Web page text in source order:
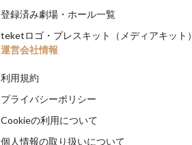
登録済み劇場・ホール一覧
teketロゴ・プレスキット（メディアキット）
運営会社情報
利用規約
プライバシーポリシー
Cookieの利用について
個人情報の取り扱いについて